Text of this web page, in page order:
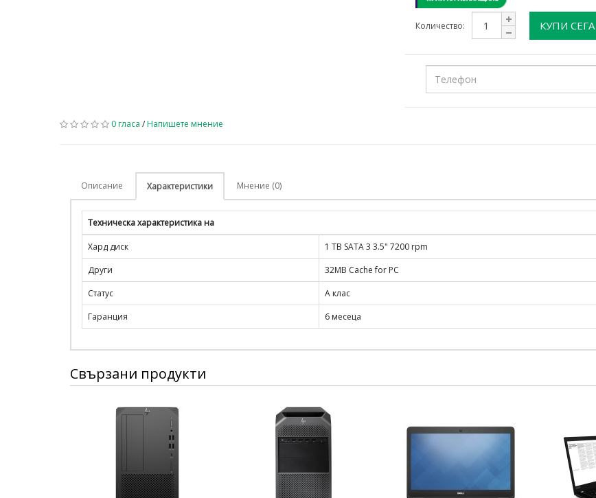
Количество: КУПИ СЕГА
0 гласа /Напишете мнение
Описание Характеристики Мнение (0)
Техническа характеристика на
Хард диск
1 TB SATA 3 3.5" 7200 rpm
Други
32MB Cache for PC
Статус
А клас
Гаранция
6 месеца
Свързани продукти